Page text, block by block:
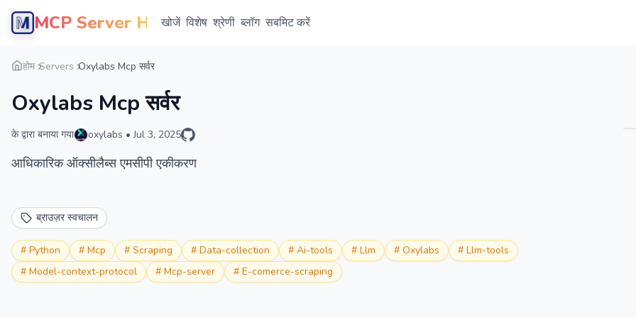
MCP Server Hubखोजें विशेष श्रेणी ब्लॉग सबमिट करें
होम Servers Oxylabs Mcp सर्वर
Oxylabs Mcp सर्वर
के द्वारा बनाया गया oxylabs • Jul 3, 2025
आधिकारिक ऑक्सीलैब्स एमसीपी एकीकरण
ब्राउज़र स्वचालन
# Python # Mcp # Scraping # Data-collection # Ai-tools # Llm # Oxylabs # Llm-tools
# Model-context-protocol # Mcp-server # E-comerce-scraping